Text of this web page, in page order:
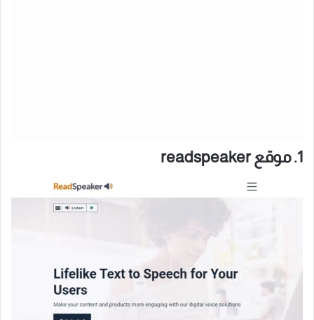
1. موقع readspeaker